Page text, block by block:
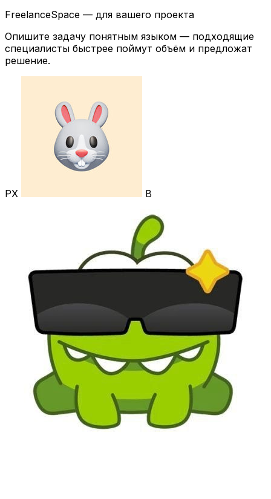
FreelanceSpace — для вашего проекта
Опишите задачу понятным языком — подходящие
специалисты быстрее поймут объём и предложат
решение.
РХ В